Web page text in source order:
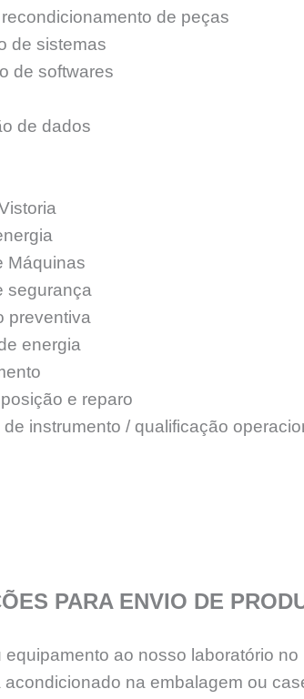
de peças
de sistemas
de softwares
de dados
Máquinas
segurança
preventiva
energia
e reparo
instrumento / qualificação
PARA ENVIO DE
equipamento ao nosso laboratório
na embalagem ou